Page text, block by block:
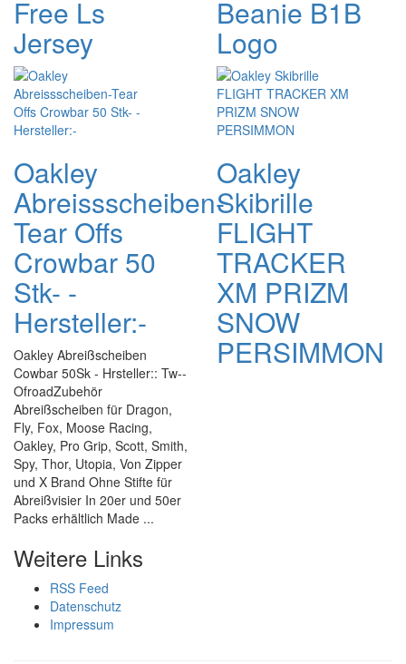
Free Ls
Jersey
Beanie B1B
Logo
Oakley
Abreissscheiben-
Tear Offs
Crowbar 50
Stk- -
Hersteller:-
Oakley Abreißscheiben
Cowbar 50Sk - Hrsteller:: Tw--
OfroadZubehör
Abreißscheiben für Dragon,
Fly, Fox, Moose Racing,
Oakley, Pro Grip, Scott, Smith,
Spy, Thor, Utopia, Von Zipper
und X Brand Ohne Stifte für
Abreißvisier In 20er und 50er
Packs erhältlich Made ...
Oakley
Skibrille
FLIGHT
TRACKER
XM PRIZM
SNOW
PERSIMMON
Weitere Links
RSS Feed
Datenschutz
Impressum